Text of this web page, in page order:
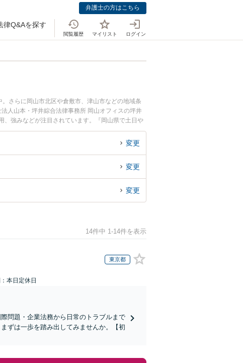
弁護士の方はこちら
律Q&Aを探す
閲覧履歴 マイリスト ログイン
さらに岡山市北区や倉敷市、津山市などの地域条
人山本・坪井綜合法律事務所 岡山オフィスの坪井
、強みなどが注目されています。『岡山県で土日や
近くの弁護士を検索したい』『初回相談無料で外国
変更
変更
変更
14件中 1-14件を表示
東京都
本日定休日
問題・企業法務から日常のトラブルまで
ずは一歩を踏み出してみませんか。【初